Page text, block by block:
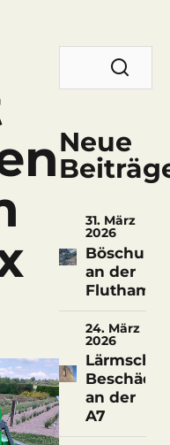
Neue
31. März
2026
an der
Fluthamel
24. März
2026
an der
A7